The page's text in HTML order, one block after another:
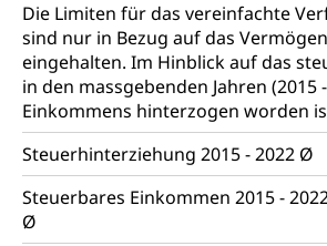
Die Limiten für das vereinfachte
sind nur in Bezug auf das
eingehalten. Im Hinblick auf das
in den massgebenden Jahren
Einkommens hinterzogen worden
Steuerhinterziehung 2015 - 2022 Ø
Steuerbares Einkommen 2015 -
Ø